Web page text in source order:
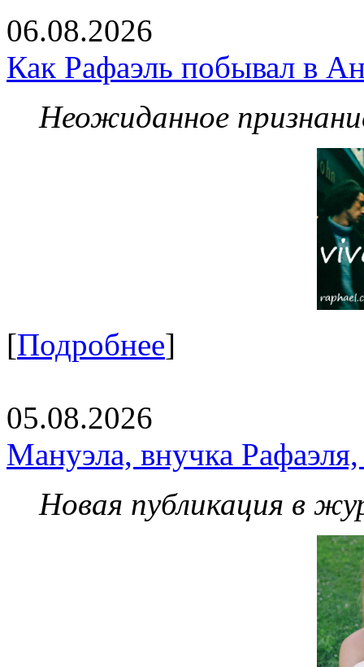
06.08.2026
Как Рафаэль побывал в
Неожиданное
[Подробнее]
05.08.2026
Мануэла, внучка
Новая публикация в